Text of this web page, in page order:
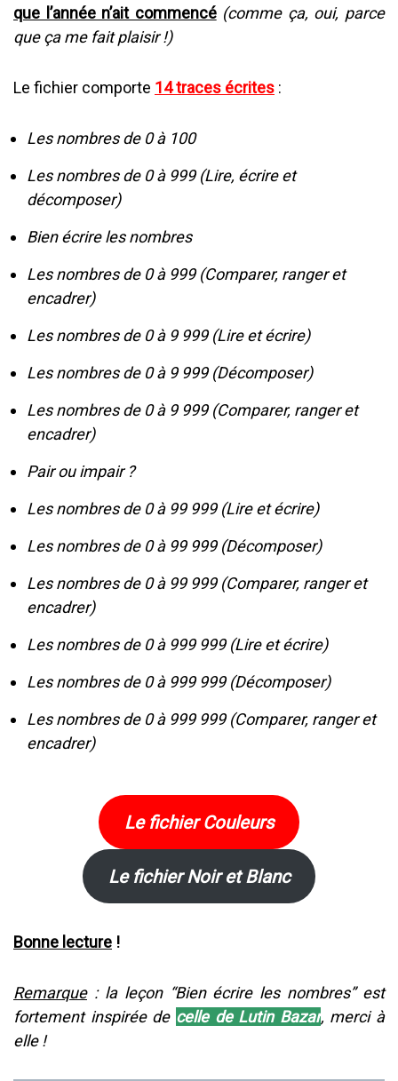
que l’année n’ait commencé (comme ça, oui, parce
que ça me fait plaisir !)
Le fichier comporte 14 traces écrites :
Les nombres de 0 à 100
Les nombres de 0 à 999 (Lire, écrire et
décomposer)
Bien écrire les nombres
Les nombres de 0 à 999 (Comparer, ranger et
encadrer)
Les nombres de 0 à 9 999 (Lire et écrire)
Les nombres de 0 à 9 999 (Décomposer)
Les nombres de 0 à 9 999 (Comparer, ranger et
encadrer)
Pair ou impair ?
Les nombres de 0 à 99 999 (Lire et écrire)
Les nombres de 0 à 99 999 (Décomposer)
Les nombres de 0 à 99 999 (Comparer, ranger et
encadrer)
Les nombres de 0 à 999 999 (Lire et écrire)
Les nombres de 0 à 999 999 (Décomposer)
Les nombres de 0 à 999 999 (Comparer, ranger et
encadrer)
Le fichier Couleurs
Le fichier Noir et Blanc
Bonne lecture !
Remarque: la leçon “Bien écrire les nombres” est
fortement inspirée de celle de Lutin Bazar, merci à
elle !